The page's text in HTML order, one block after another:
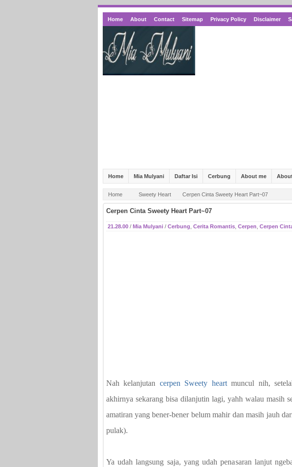
Home About Contact Sitemap Privacy Policy Disclaimer
Home Mia Mulyani Daftar Isi Cerbung About me
Home Sweety Heart Cerpen Cinta Sweety Heart Part~07
Cerpen Cinta Sweety Heart Part~07
21.28.00/ Mia Mulyani/ Cerbung Cerita Romantis, Cerpen Cerpen
Nah kelanjutan cerpen Sweety heartmuncul nih,
akhirnya sekarang bisa dilanjutin lagi, yahh walau masih
amatiran yang bener-bener belum mahir dan masih jauh
pulak).
Ya udah langsung saja, yang udah penasaran lanjut